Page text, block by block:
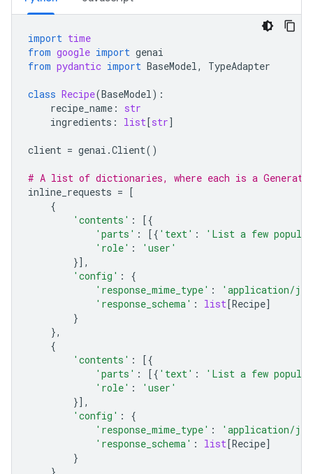
import time
from google import genai
from pydantic import BaseModel, TypeAdapter
class Recipe(BaseModel):
recipe_name :
str
ingredients : list[str]
client = genai .Client()
# A list of dictionaries, where each is a
inline_requests = [
{
'contents' :
[{
'parts' : [{ 'text' :
'List a few
'role' :
'user'
}],
'config' :
{
'response_mime_type' :
'application/
'response_schema' : list[Recipe]
}
},
{
'contents' :
[{
'parts' : [{ 'text' :
'List a few
'role' :
'user'
}],
'config' :
{
'response_mime_type' :
'application/
'response_schema' : list[Recipe]
}